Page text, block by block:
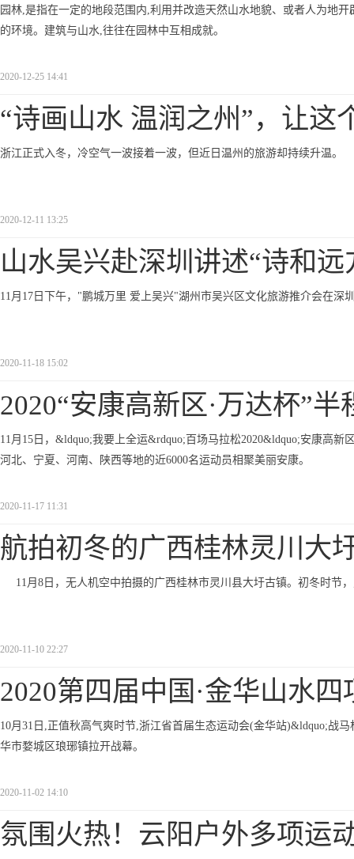
园林,是指在一定的地段范围内,利用并改造天然山水地貌、或者人为地
的环境。建筑与山水,往往在园林中互相成就。
2020-12-25 14:41
“诗画山水 温润之州”，让这
浙江正式入冬，冷空气一波接着一波，但近日温州的旅游却持续升温。
2020-12-11 13:25
山水吴兴赴深圳讲述“诗和远
11月17日下午，"鹏城万里 爱上吴兴"湖州市吴兴区文化旅游推介会在深
2020-11-18 15:02
2020“安康高新区·万达杯”半
11月15日，&ldquo;我要上全运&rdquo;百场马拉松2020&ldquo;安康高
河北、宁夏、河南、陕西等地的近6000名运动员相聚美丽安康。
2020-11-17 11:31
航拍初冬的广西桂林灵川大
11月8日，无人机空中拍摄的广西桂林市灵川县大圩古镇。初冬时节
2020-11-10 22:27
2020第四届中国·金华山水四
10月31日,正值秋高气爽时节,浙江省首届生态运动会(金华站)&ldquo;战
华市婺城区琅琊镇拉开战幕。
2020-11-02 14:10
氛围火热！云阳户外多项运